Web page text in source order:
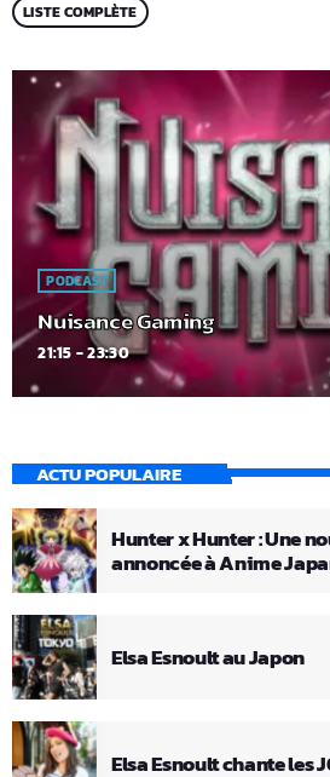
LISTE COMPLÈTE
PODCAST
Nuisance Gaming
21:15 - 23:30
ACTU POPULAIRE
Hunter x Hunter : Une
annoncée à Anime
Elsa Esnoult au Japon
Elsa Esnoult chante les